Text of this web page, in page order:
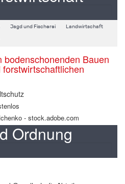
Jagd und Fischerei Landwirtschaft
bodenschonenden Bauen
- stock.adobe.com
Ordnung